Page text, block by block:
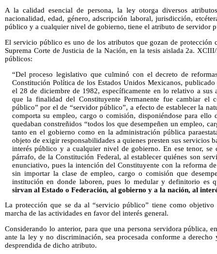
A la calidad esencial de persona, la ley otorga diversos
nacionalidad, edad, género, adscripción laboral, jurisdicción,
público y a cualquier nivel de gobierno, tiene el atributo de servidor
El servicio público es uno de los atributos que gozan de protección
Suprema Corte de Justicia de la Nación, en la tesis aislada 2a.
públicos:
“Del proceso legislativo que culminó con el decreto de
Constitución Política de los Estados Unidos Mexicanos,
el 28 de diciembre de 1982, específicamente en lo relativo a
que la finalidad del Constituyente Permanente fue cambiar el
público” por el de “servidor público”, a efecto de establecer la
comporta su empleo, cargo o comisión, disponiéndose para ello
quedaban constreñidos “todos los que desempeñen un empleo,
tanto en el gobierno como en la administración pública
objeto de exigir responsabilidades a quienes presten sus servicios
interés público y a cualquier nivel de gobierno. En ese tenor,
párrafo, de la Constitución Federal, al establecer quiénes son
enunciativo, pues la intención del Constituyente con la reforma
sin importar la clase de empleo, cargo o comisión que
institución en donde laboren, pues lo medular y definitorio es
sirvan al Estado o Federación, al gobierno y a la nación, al
La protección que se da al “servicio público” tiene como
marcha de las actividades en favor del interés general.
Considerando lo anterior, para que una persona servidora pública,
ante la ley y no discriminación, sea procesada conforme a derecho
desprendida de dicho atributo.